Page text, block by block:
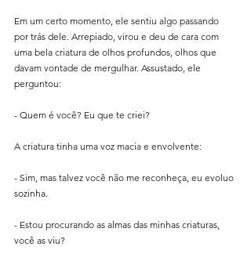
Em um certo momento, ele sentiu algo passando
por trás dele. Arrepiado, virou e deu de cara com
uma bela criatura de olhos profundos, olhos que
davam vontade de mergulhar. Assustado, ele
perguntou:
- Quem é você? Eu que te criei?
A criatura tinha uma voz macia e envolvente:
- Sim, mas talvez você não me reconheça, eu evoluo
sozinha.
- Estou procurando as almas das minhas criaturas,
você as viu?